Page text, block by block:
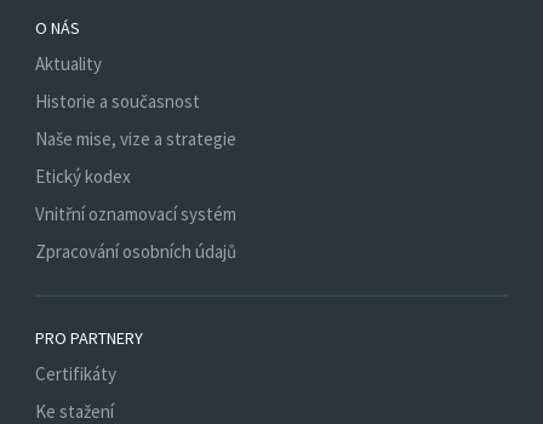
O NÁS
Aktuality
Historie a současnost
Naše mise, vize a strategie
Etický kodex
Vnitřní oznamovací systém
Zpracování osobních údajů
PRO PARTNERY
Certifikáty
Ke stažení